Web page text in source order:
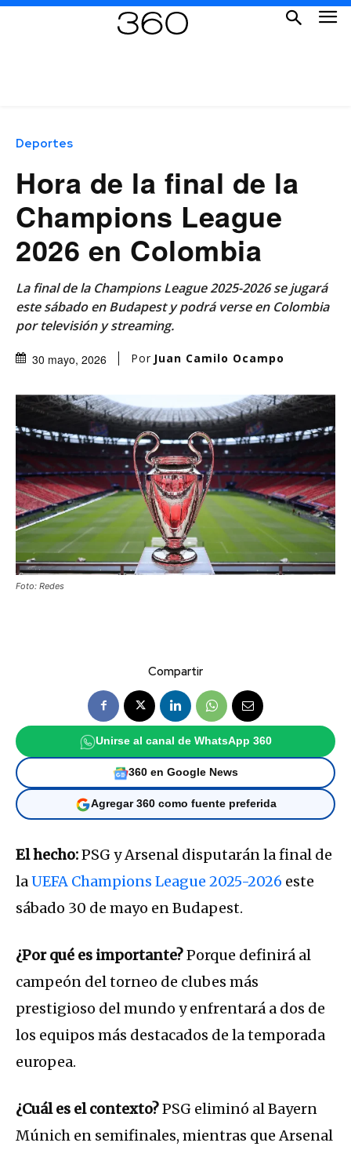
Deportes
Hora de la final de la
Champions League
2026 en Colombia
La final de la Champions League 2025-2026 se jugará
este sábado en Budapest y podrá verse en Colombia
por televisión y streaming.
30 mayo, 2026 Por Juan Camilo Ocampo
Foto: Redes
Compartir
Unirse al canal de WhatsApp 360
360 en Google News
Agregar 360 como fuente preferida
El hecho:PSG y Arsenal disputarán la final de
laUEFA Champions League 2025-2026 este
sábado 30 de mayo en Budapest.
¿Por qué es importante?Porque definirá al
campeón del torneo de clubes más
prestigioso del mundo y enfrentará a dos de
los equipos más destacados de la temporada
europea.
¿Cuál es el contexto?PSG eliminó al Bayern
Múnich en semifinales, mientras que Arsenal